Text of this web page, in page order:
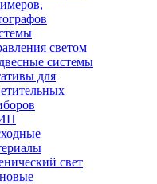
светом
системы
для
свет